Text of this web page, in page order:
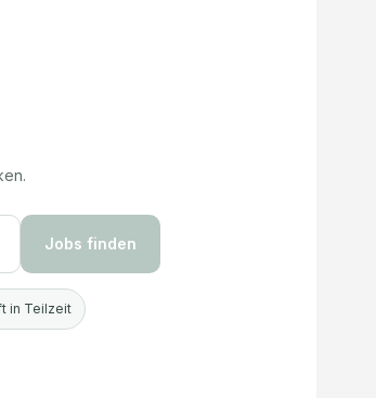
Jobs finden
in Teilzeit